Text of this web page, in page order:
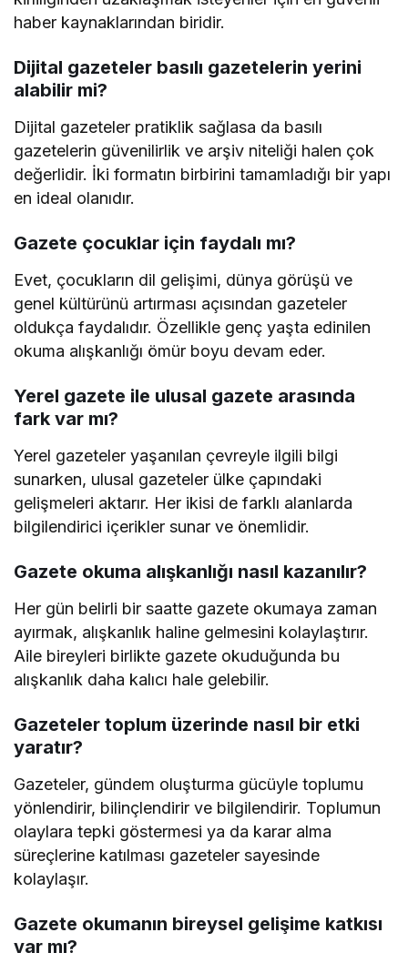
haber kaynaklarından biridir.
Dijital gazeteler basılı gazetelerin yerini
alabilir mi?
Dijital gazeteler pratiklik sağlasa da basılı
gazetelerin güvenilirlik ve arşiv niteliği halen çok
değerlidir. İki formatın birbirini tamamladığı bir yapı
en ideal olanıdır.
Gazete çocuklar için faydalı mı?
Evet, çocukların dil gelişimi, dünya görüşü ve
genel kültürünü artırması açısından gazeteler
oldukça faydalıdır. Özellikle genç yaşta edinilen
okuma alışkanlığı ömür boyu devam eder.
Yerel gazete ile ulusal gazete arasında
fark var mı?
Yerel gazeteler yaşanılan çevreyle ilgili bilgi
sunarken, ulusal gazeteler ülke çapındaki
gelişmeleri aktarır. Her ikisi de farklı alanlarda
bilgilendirici içerikler sunar ve önemlidir.
Gazete okuma alışkanlığı nasıl kazanılır?
Her gün belirli bir saatte gazete okumaya zaman
ayırmak, alışkanlık haline gelmesini kolaylaştırır.
Aile bireyleri birlikte gazete okuduğunda bu
alışkanlık daha kalıcı hale gelebilir.
Gazeteler toplum üzerinde nasıl bir etki
yaratır?
Gazeteler, gündem oluşturma gücüyle toplumu
yönlendirir, bilinçlendirir ve bilgilendirir. Toplumun
olaylara tepki göstermesi ya da karar alma
süreçlerine katılması gazeteler sayesinde
kolaylaşır.
Gazete okumanın bireysel gelişime katkısı
var mı?